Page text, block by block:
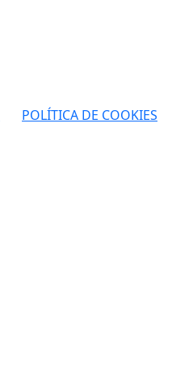
POLÍTICA DE COOKIES